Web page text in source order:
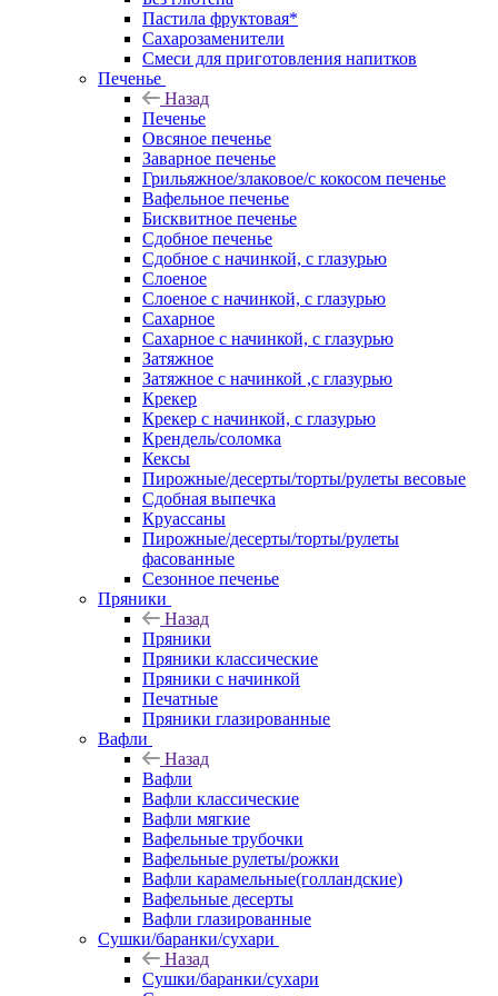
Пастила фруктовая*
Сахарозаменители
Смеси для приготовления напитков
Печенье
Назад
Печенье
Овсяное печенье
Заварное печенье
Грильяжное/злаковое/с кокосом печенье
Вафельное печенье
Бисквитное печенье
Сдобное печенье
Сдобное с начинкой, с глазурью
Слоеное
Слоеное с начинкой, с глазурью
Сахарное
Сахарное с начинкой, с глазурью
Затяжное
Затяжное с начинкой ,с глазурью
Крекер
Крекер с начинкой, с глазурью
Крендель/соломка
Кексы
Пирожные/десерты/торты/рулеты весовые
Сдобная выпечка
Круассаны
Пирожные/десерты/торты/рулеты
фасованные
Сезонное печенье
Пряники
Назад
Пряники
Пряники классические
Пряники с начинкой
Печатные
Пряники глазированные
Вафли
Назад
Вафли
Вафли классические
Вафли мягкие
Вафельные трубочки
Вафельные рулеты/рожки
Вафли карамельные(голландские)
Вафельные десерты
Вафли глазированные
Сушки/баранки/сухари
Назад
Сушки/баранки/сухари